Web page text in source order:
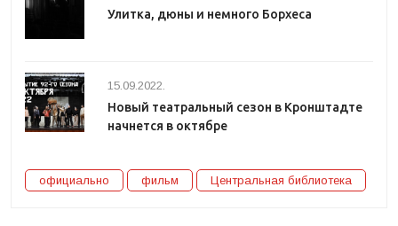
Улитка, дюны и немного Борхеса
15.09.2022.
Новый театральный сезон в Кронштадте
начнется в октябре
официально фильм Центральная библиотека